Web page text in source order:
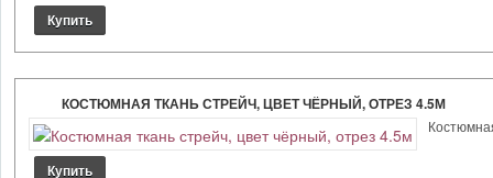
КОСТЮМНАЯ ТКАНЬ СТРЕЙЧ, ЦВЕТ ЧЁРНЫЙ, ОТРЕЗ 4.5М